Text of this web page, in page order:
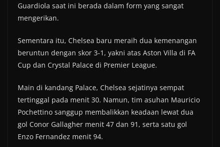
Guardiola saat ini berada dalam form yang sangat
mengerikan.
Sementara itu, Chelsea baru meraih dua kemenangan
beruntun dengan skor 3-1, yakni atas Aston Villa di FA
Cup dan Crystal Palace di Premier League.
Main di kandang Palace, Chelsea sejatinya sempat
tertinggal pada menit 30. Namun, tim asuhan Mauricio
Pochettino sanggup membalikkan keadaan lewat dua
gol Conor Gallagher menit 47 dan 91, serta satu gol
Enzo Fernandez menit 94.